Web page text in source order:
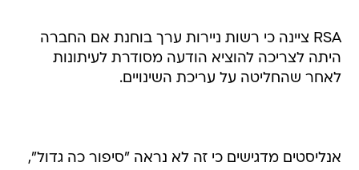
RSA ציינה כי רשות ניירות ערך בוחנת אם החברה
היתה לצריכה להוציא הודעה מסודרת לעיתונות
לאחר שהחליטה על עריכת השינויים.
אנליסטים מדגישים כי זה לא נראה "סיפור כה גדול",